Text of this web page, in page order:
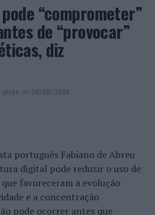
“comprometer”
de “provocar”
diz
atrás on 08/08/2026
português Fabiano de Abreu
digital pode reduzir o uso de
favoreceram a evolução
e a concentração
pode ocorrer antes que